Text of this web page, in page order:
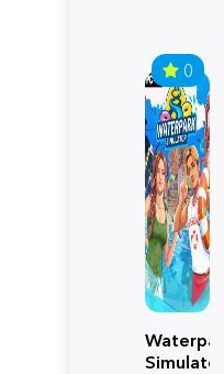
0
Waterpark
Simulator